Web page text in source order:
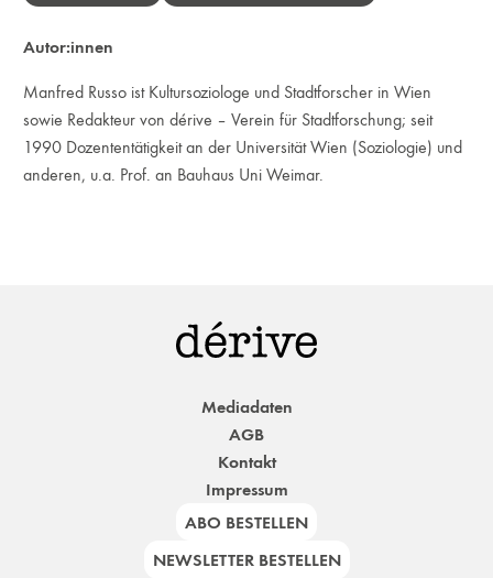
Autor:innen
Manfred Russo ist Kultursoziologe und Stadtforscher in Wien
sowie Redakteur von dérive – Verein für Stadtforschung; seit
1990 Dozententätigkeit an der Universität Wien (Soziologie) und
anderen, u.a. Prof. an Bauhaus Uni Weimar.
Mediadaten
AGB
Kontakt
Impressum
ABO BESTELLEN
NEWSLETTER BESTELLEN